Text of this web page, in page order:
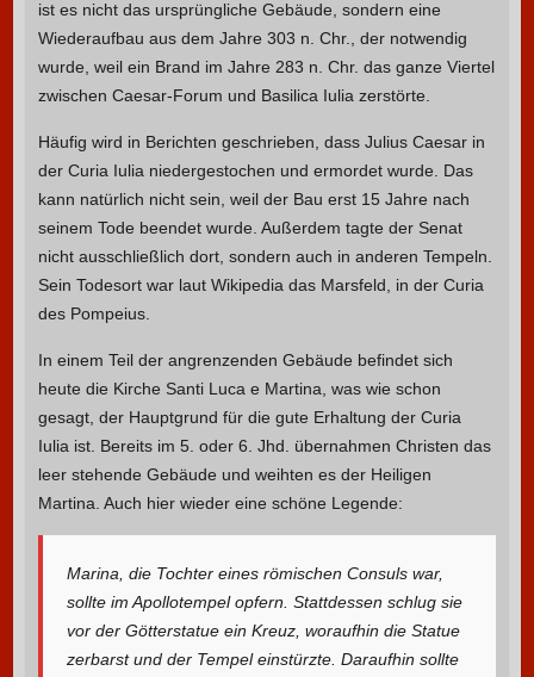
ist es nicht das ursprüngliche Gebäude, sondern eine
Wiederaufbau aus dem Jahre 303 n. Chr., der notwendig
wurde, weil ein Brand im Jahre 283 n. Chr. das ganze Viertel
zwischen Caesar-Forum und Basilica Iulia zerstörte.
Häufig wird in Berichten geschrieben, dass Julius Caesar in
der Curia Iulia niedergestochen und ermordet wurde. Das
kann natürlich nicht sein, weil der Bau erst 15 Jahre nach
seinem Tode beendet wurde. Außerdem tagte der Senat
nicht ausschließlich dort, sondern auch in anderen Tempeln.
Sein Todesort war laut Wikipedia das Marsfeld, in der Curia
des Pompeius.
In einem Teil der angrenzenden Gebäude befindet sich
heute die Kirche Santi Luca e Martina, was wie schon
gesagt, der Hauptgrund für die gute Erhaltung der Curia
Iulia ist. Bereits im 5. oder 6. Jhd. übernahmen Christen das
leer stehende Gebäude und weihten es der Heiligen
Martina. Auch hier wieder eine schöne Legende:
Marina, die Tochter eines römischen Consuls war,
sollte im Apollotempel opfern. Stattdessen schlug sie
vor der Götterstatue ein Kreuz, woraufhin die Statue
zerbarst und der Tempel einstürzte. Daraufhin sollte